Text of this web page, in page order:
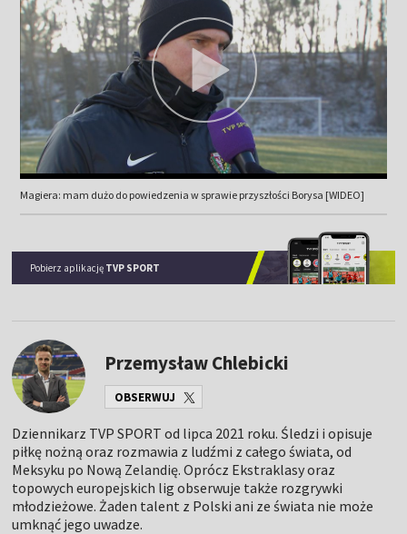
Magiera: mam dużo do powiedzenia w sprawie przyszłości Borysa [WIDEO]
Pobierz aplikację TVP SPORT
Przemysław Chlebicki
OBSERWUJ
Dziennikarz TVP SPORT od lipca 2021 roku. Śledzi i opisuje
piłkę nożną oraz rozmawia z ludźmi z całego świata, od
Meksyku po Nową Zelandię. Oprócz Ekstraklasy oraz
topowych europejskich lig obserwuje także rozgrywki
młodzieżowe. Żaden talent z Polski ani ze świata nie może
umknąć jego uwadze.